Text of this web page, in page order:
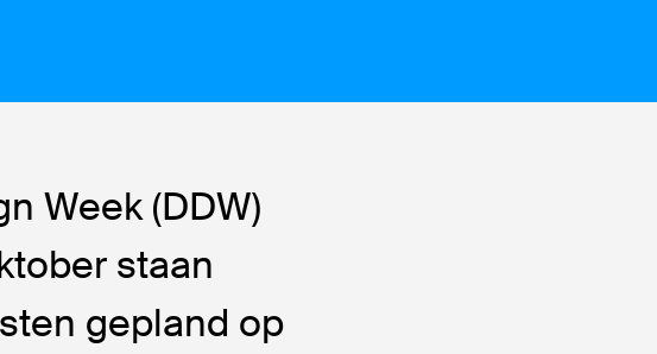
Week (DDW)
staan
gepland op